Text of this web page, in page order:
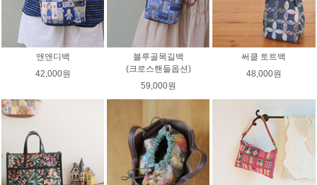
앤앤디백
42,000원
블루골목길백
(크로스핸들옵션)
59,000원
써클 토트백
48,000원